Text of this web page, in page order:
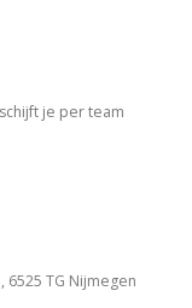
je per team
TG Nijmegen